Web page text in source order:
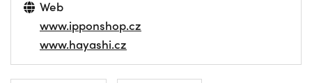
Web
www.ipponshop.cz
www.hayashi.cz